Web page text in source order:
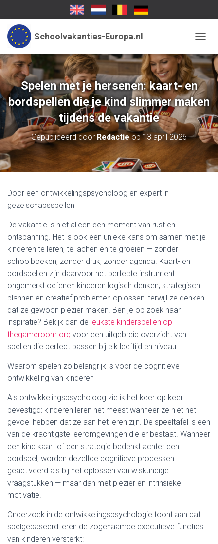
Schoolvakanties-Europa.nl
Spelen met je hersenen: kaart- en
bordspellen die je kind slimmer maken
tijdens de vakantie
Gepubliceerd door Redactieop13 april 2026
Door een ontwikkelingspsycholoog en expert in
gezelschapsspellen
De vakantie is niet alleen een moment van rust en
ontspanning. Het is ook een unieke kans om samen met je
kinderen te leren, te lachen en te groeien — zonder
schoolboeken, zonder druk, zonder agenda. Kaart- en
bordspellen zijn daarvoor het perfecte instrument:
ongemerkt oefenen kinderen logisch denken, strategisch
plannen en creatief problemen oplossen, terwijl ze denken
dat ze gewoon plezier maken. Ben je op zoek naar
inspiratie? Bekijk dan de leukste kinderspellen op
thegameroom.org voor een uitgebreid overzicht van
spellen die perfect passen bij elk leeftijd en niveau.
Waarom spelen zo belangrijk is voor de cognitieve
ontwikkeling van kinderen
Als ontwikkelingspsycholoog zie ik het keer op keer
bevestigd: kinderen leren het meest wanneer ze niet het
gevoel hebben dat ze aan het leren zijn. De speeltafel is een
van de krachtigste leeromgevingen die er bestaat. Wanneer
een kind kaart of een strategie bedenkt achter een
bordspel, worden dezelfde cognitieve processen
geactiveerd als bij het oplossen van wiskundige
vraagstukken — maar dan met plezier en intrinsieke
motivatie.
Onderzoek in de ontwikkelingspsychologie toont aan dat
spelgebaseerd leren de zogenaamde executieve functies
van kinderen versterkt: